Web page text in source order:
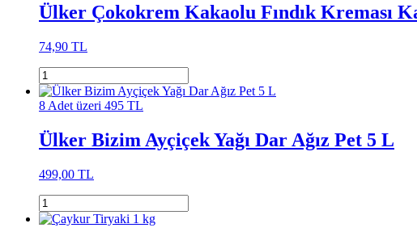
Ülker Çokokrem Kakaolu Fındık Kreması
74,90 TL
8 Adet üzeri 495 TL
Ülker Bizim Ayçiçek Yağı Dar Ağız Pet 5 L
499,00 TL